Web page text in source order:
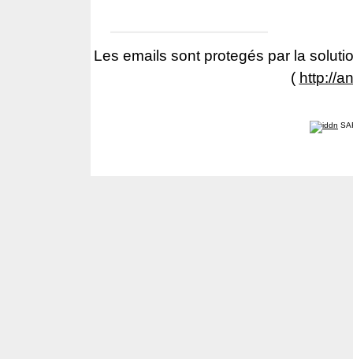
Les emails sont protegés par la
( http://